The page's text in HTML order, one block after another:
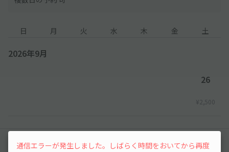
〇未成年者・車を運転する方の飲酒は法律で禁止されています。
め下さい。
〇駐車場内の駐車位置から会場まで遠い場合もございます。予め
了承下さい。
〇当日は特に花火打上げ開始2時間前および終演後に大変な混雑
日 月 火 水 木 金 土
2026年9月
26
¥2,500
レビュー
通信エラーが発生しました。しばらく時間をおいてから再度